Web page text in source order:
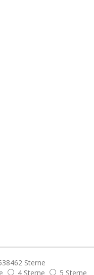
Sterne
4 Sterne 5 Sterne